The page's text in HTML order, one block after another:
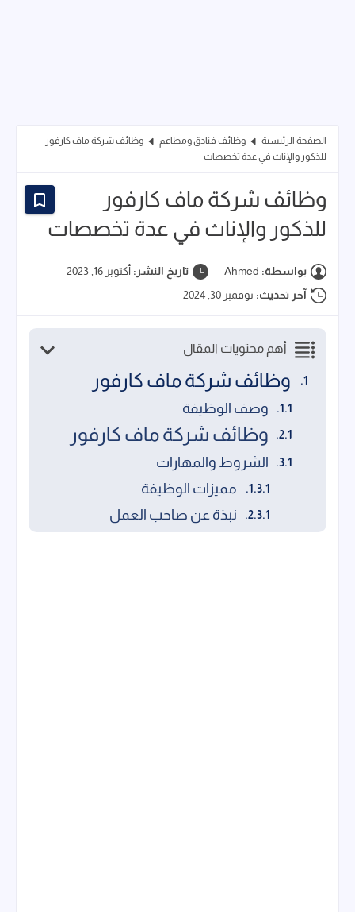
الصفحة الرئيسية وظائف فنادق ومطاعم
وظائف شركة ماف كارفور
للذكور والإناث في عدة تخصصات
وظائف شركة ماف كارفور
للذكور والإناث في عدة تخصصات
بواسطة: Ahmed تاريخ النشر: أكتوبر 16, 2023
آخر تحديث: نوفمبر 30, 2024
أهم محتويات المقال
وظائف شركة ماف كارفور
وصف الوظيفة
وظائف شركة ماف كارفور
الشروط والمهارات
مميزات الوظيفة
نبذة عن صاحب العمل